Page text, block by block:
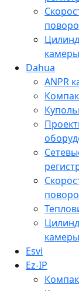
камеры
Dahua
ANPR
камеры
Esvi
Ez-IP